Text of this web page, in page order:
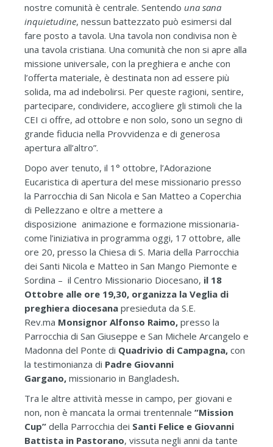
nostre comunità è centrale. Sentendo una sana
inquietudine, nessun battezzato può esimersi dal
fare posto a tavola. Una tavola non condivisa non è
una tavola cristiana. Una comunità che non si apre alla
missione universale, con la preghiera e anche con
l’offerta materiale, è destinata non ad essere più
solida, ma ad indebolirsi. Per queste ragioni, sentire,
partecipare, condividere, accogliere gli stimoli che la
CEI ci offre, ad ottobre e non solo, sono un segno di
grande fiducia nella Provvidenza e di generosa
apertura all’altro”.
Dopo aver tenuto, il 1° ottobre, l’Adorazione
Eucaristica di apertura del mese missionario presso
la Parrocchia di San Nicola e San Matteo a Coperchia
di Pellezzano e oltre a mettere a
disposizione animazione e formazione missionaria-
come l’iniziativa in programma oggi, 17 ottobre, alle
ore 20, presso la Chiesa di S. Maria della Parrocchia
dei Santi Nicola e Matteo in San Mango Piemonte e
Sordina – il Centro Missionario Diocesano, il 18
Ottobre alle ore 19,30, organizza la Veglia di
preghiera diocesana presieduta da S.E.
Rev.ma Monsignor Alfonso Raimo, presso la
Parrocchia di San Giuseppe e San Michele Arcangelo e
Madonna del Ponte di Quadrivio di Campagna, con
la testimonianza di Padre Giovanni
Gargano, missionario in Bangladesh.
Tra le altre attività messe in campo, per giovani e
non, non è mancata la ormai trentennale “Mission
Cup” della Parrocchia dei Santi Felice e Giovanni
Battista in Pastorano, vissuta negli anni da tante